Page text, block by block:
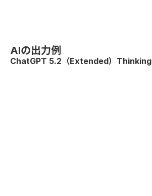
AIの出力例
ChatGPT 5.2（Extended）Thinking